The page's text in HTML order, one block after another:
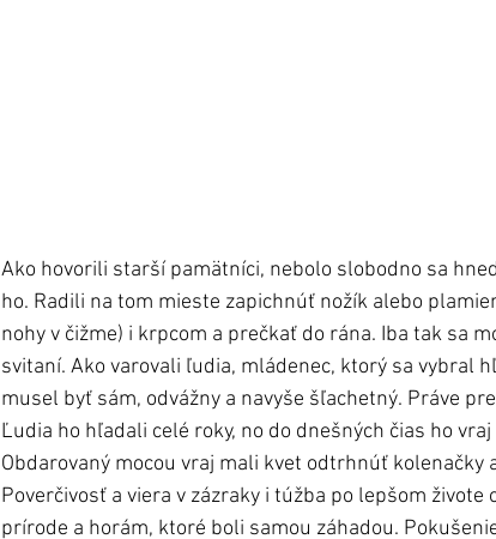
Ako hovorili starší pamätníci, nebolo slobodno sa
ho. Radili na tom mieste zapichnúť nožík alebo
nohy v čižme) i krpcom a prečkať do rána. Iba tak sa
svitaní. Ako varovali ľudia, mládenec, ktorý sa vybral
musel byť sám, odvážny a navyše šľachetný. Práve
Ľudia ho hľadali celé roky, no do dnešných čias ho
Obdarovaný mocou vraj mali kvet odtrhnúť kolenačky
Poverčivosť a viera v zázraky i túžba po lepšom
prírode a horám, ktoré boli samou záhadou.